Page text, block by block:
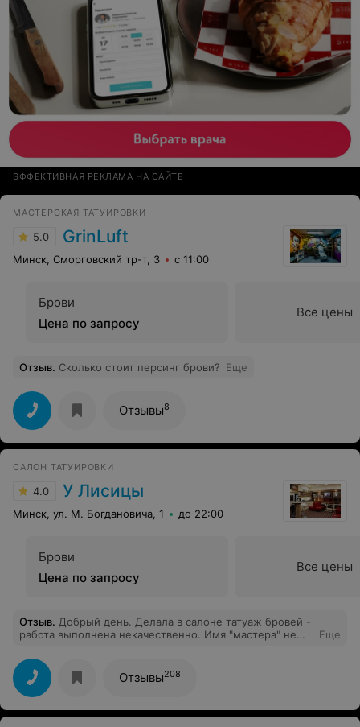
ЭФФЕКТИВНАЯ РЕКЛАМА НА САЙТЕ
МАСТЕРСКАЯ ТАТУИРОВКИ
5.0 GrinLuft
Минск, Сморговский тр-т, 3 с 11:00
Брови
Цена по запросу
Все цены
Отзыв. Сколько стоит персинг брови? Еще
Отзывы8
САЛОН ТАТУИРОВКИ
4.0 У Лисицы
Минск, ул. М. Богдановича, 1 до 22:00
Брови
Цена по запросу
Все цены
Отзыв. Добрый день. Делала в салоне татуаж бровей -
работа выполнена некачественно. Имя "мастера" не
ситуация) не уточняю так же и др. моменты
(индивидуальный "подход" к клиенту, тактичность со
стороны обслуживающего персонала) - которые не
укладываются в голове с ассоциацией всем известного
тату салона города Минска. Просмотрев в интернете
Еще
Отзывы208